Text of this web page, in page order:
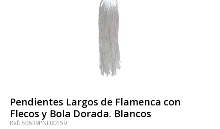
Pendientes Largos de Flamenca con
Flecos y Bola Dorada. Blancos
Ref: 50639PNL00159